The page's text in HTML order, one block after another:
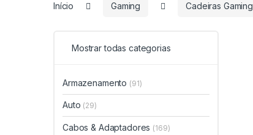
Início Gaming Cadeiras Gaming
Mostrar todas categorias
Armazenamento (91)
Auto (29)
Cabos & Adaptadores (169)